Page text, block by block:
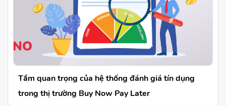
Tầm quan trọng của hệ thống đánh giá tín dụng
trong thị trường Buy Now Pay Later